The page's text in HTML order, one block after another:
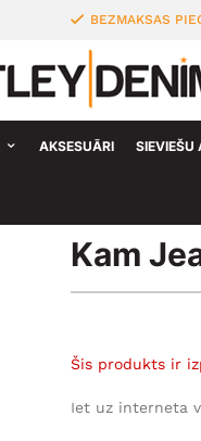
BEZMAKSAS
AKSESUĀRI
Kam
Šis produkts ir
Iet uz interneta